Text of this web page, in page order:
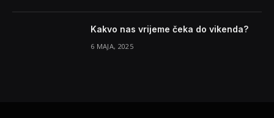
Kakvo nas vrijeme čeka do vikenda?
6 MAJA, 2025